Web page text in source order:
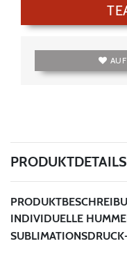
PRODUKTDETAILS
INDIVIDUELLE